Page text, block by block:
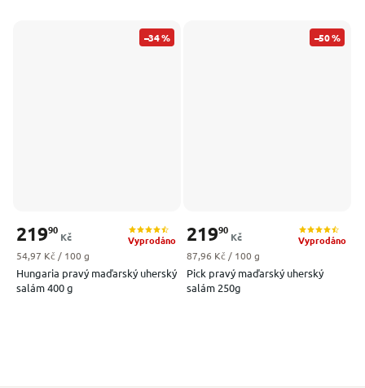
–34 %
Hungaria pravý maďarský uherský
salám 400 g
Vyprodáno
21990
Kč
Měrná cena:
54,97 Kč / 100 g
–50 %
Pick pravý maďarský uherský
salám 250g
Vyprodáno
21990
Kč
Měrná cena:
87,96 Kč / 100 g